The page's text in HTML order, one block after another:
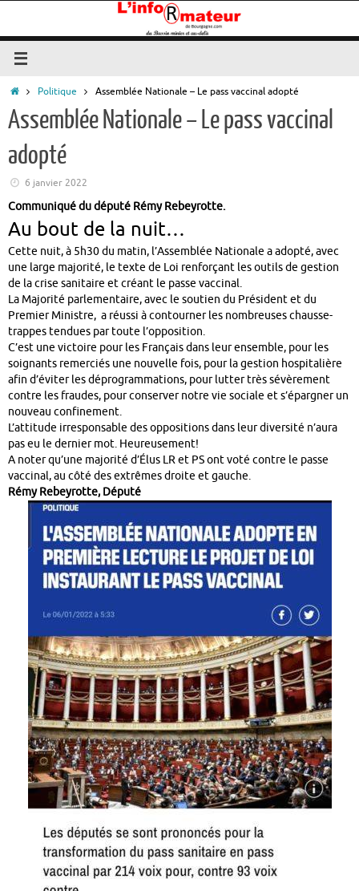
contenu
AccueilPolitique Assemblée Nationale – Le pass vaccinal adopté
Assemblée Nationale – Le pass vaccinal
adopté
6 janvier 2022
Communiqué du député Rémy Rebeyrotte.
Au bout de la nuit…
Cette nuit, à 5h30 du matin, l’Assemblée Nationale a adopté, avec
une large majorité, le texte de Loi renforçant les outils de gestion
de la crise sanitaire et créant le passe vaccinal.
La Majorité parlementaire, avec le soutien du Président et du
Premier Ministre, a réussi à contourner les nombreuses chausse-
trappes tendues par toute l’opposition.
C’est une victoire pour les Français dans leur ensemble, pour les
soignants remerciés une nouvelle fois, pour la gestion hospitalière
afin d’éviter les déprogrammations, pour lutter très sévèrement
contre les fraudes, pour conserver notre vie sociale et s’épargner un
nouveau confinement.
L’attitude irresponsable des oppositions dans leur diversité n’aura
pas eu le dernier mot. Heureusement!
A noter qu’une majorité d’Élus LR et PS ont voté contre le passe
vaccinal, au côté des extrêmes droite et gauche.
Rémy Rebeyrotte, Député